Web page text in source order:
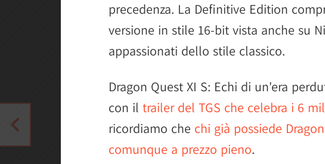
precedenza. La Definitive Edition
versione in stile 16-bit vista anche su
appassionati dello stile classico.
Dragon Quest XI S: Echi di un'era
con il trailer del TGS che celebra i 6
ricordiamo che chi già possiede
comunque a prezzo pieno.